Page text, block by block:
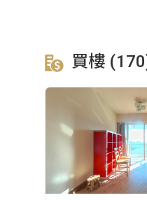
買樓